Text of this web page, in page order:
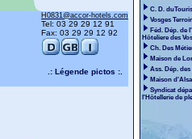
H0831@accor-hotels.com
Tel: 03 29 29 12 91
Fax: 03 29 29 12 92
.: Légende pictos :.
C. D.
Vosges Terroir
Féd. Dép. de
Hôteliere des
Ch. Des
Maison de
Ass. Dép.
Maison
Syndicat
l'Hôtellerie de